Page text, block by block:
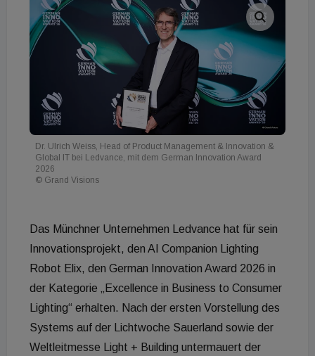
Dr. Ulrich Weiss, Head of Product Management & Innovation &
Global IT bei Ledvance, mit dem German Innovation Award
2026
© Grand Visions
Das Münchner Unternehmen Ledvance hat für sein
Innovationsprojekt, den AI Companion Lighting
Robot Elix, den German Innovation Award 2026 in
der Kategorie „Excellence in Business to Consumer
Lighting“ erhalten. Nach der ersten Vorstellung des
Systems auf der Lichtwoche Sauerland sowie der
Weltleitmesse Light + Building untermauert der